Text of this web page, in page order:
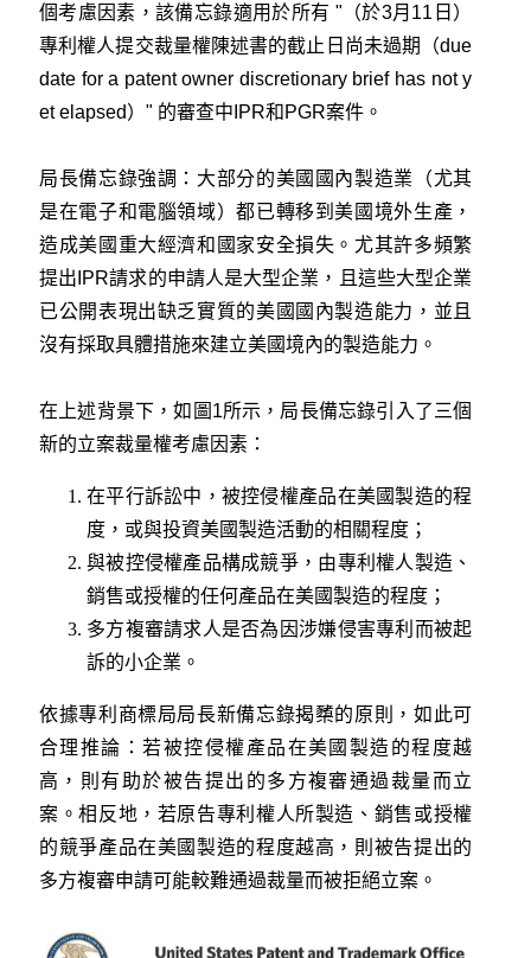
個考慮因素，該備忘錄適用於所有 "（於3月11日）
專利權人提交裁量權陳述書的截止日尚未過期（due
date for a patent owner discretionary brief has not y
et elapsed）" 的審查中IPR和PGR案件。
局長備忘錄強調：大部分的美國國內製造業（尤其
是在電子和電腦領域）都已轉移到美國境外生產，
造成美國重大經濟和國家安全損失。尤其許多頻繁
提出IPR請求的申請人是大型企業，且這些大型企業
已公開表現出缺乏實質的美國國內製造能力，並且
沒有採取具體措施來建立美國境內的製造能力。
在上述背景下，如圖1所示，局長備忘錄引入了三個
新的立案裁量權考慮因素：
在平行訴訟中，被控侵權產品在美國製造的程
度，或與投資美國製造活動的相關程度；
與被控侵權產品構成競爭，由專利權人製造、
銷售或授權的任何產品在美國製造的程度；
多方複審請求人是否為因涉嫌侵害專利而被起
訴的小企業。
依據專利商標局局長新備忘錄揭櫫的原則，如此可
合理推論：若被控侵權產品在美國製造的程度越
高，則有助於被告提出的多方複審通過裁量而立
案。相反地，若原告專利權人所製造、銷售或授權
的競爭產品在美國製造的程度越高，則被告提出的
多方複審申請可能較難通過裁量而被拒絕立案。